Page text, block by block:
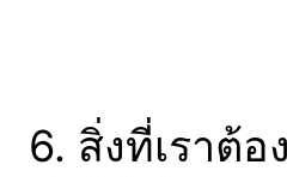
6. สิ่งที่เราต้